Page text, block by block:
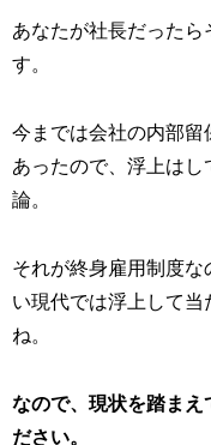
あなたが社長だった
す。
今までは会社の内部留
あったので、浮上はし
論。
それが終身雇用制度な
い現代では浮上して当
ね。
なので、現状を踏まえ
ださい。